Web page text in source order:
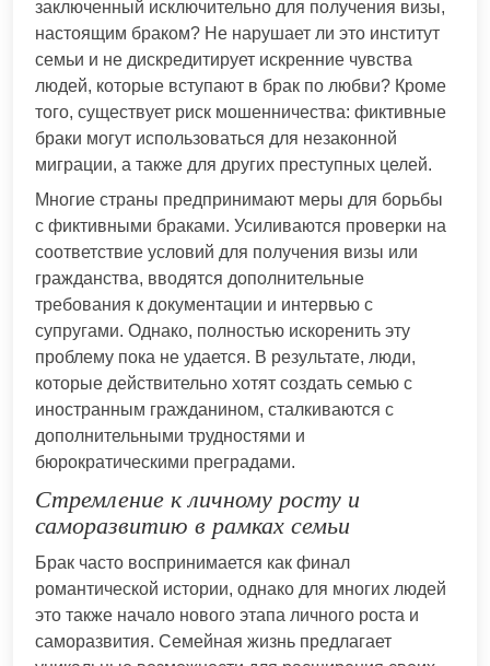
заключенный исключительно для получения визы,
настоящим браком? Не нарушает ли это институт
семьи и не дискредитирует искренние чувства
людей, которые вступают в брак по любви? Кроме
того, существует риск мошенничества: фиктивные
браки могут использоваться для незаконной
миграции, а также для других преступных целей.
Многие страны предпринимают меры для борьбы
с фиктивными браками. Усиливаются проверки на
соответствие условий для получения визы или
гражданства, вводятся дополнительные
требования к документации и интервью с
супругами. Однако, полностью искоренить эту
проблему пока не удается. В результате, люди,
которые действительно хотят создать семью с
иностранным гражданином, сталкиваются с
дополнительными трудностями и
бюрократическими преградами.
Стремление к личному росту и
саморазвитию в рамках семьи
Брак часто воспринимается как финал
романтической истории, однако для многих людей
это также начало нового этапа личного роста и
саморазвития. Семейная жизнь предлагает